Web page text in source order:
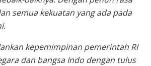
semua kekuatan yang ada pada
kepemimpinan pemerintah RI
dan bangsa Indo dengan tulus